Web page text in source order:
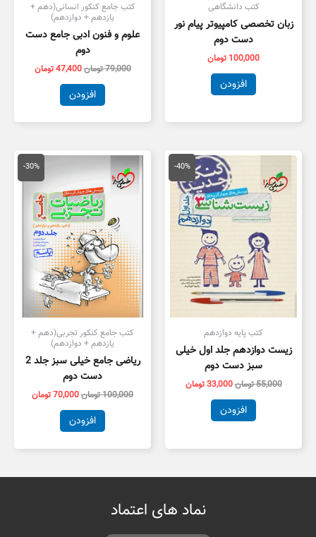
کتب دانشگاهی
زبان تخصصی کامپیوتر پیام نور
دست دوم
100,000 تومان
افزودن
کتب جامع کنکور انسانی(دهم +
یازدهم + دوازدهم)
علوم و فنون ادبی جامع دست
دوم
79,000تومان47,400تومان
افزودن
-40%
کتب پایه دوازدهم
زیست دوازدهم جلد اول خیلی
سبز دست دوم
55,000تومان
قیمت
اصلی
55,000 تومان
بود.
33,000تومان
قیمت
فعلی
است.
افزودن
-30%
کتب جامع کنکور تجربی(دهم +
یازدهم + دوازدهم)
ریاضی جامع خیلی سبز جلد 2
دست دوم
100,000تومان
قیمت
100,000 تومان
بود.
70,000تومان
قیمت
فعلی
افزودن
نماد های اعتماد